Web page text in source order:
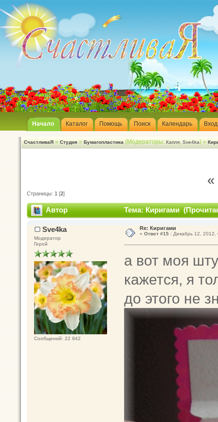
Начало Каталог Помощь Поиск Календарь Вход
СчастливаЯ » Студия » Бумагопластика (Модераторы: Капля, Sve4ka) »
Страницы: 1 [2]
Автор Тема: Киригами
Sve4ka
Модератор
Герой
Сообщений: 22 942
Re: Киригами
« Ответ #15 :Декабрь 12, 2012,
а вот моя
кажется, я
до этого не